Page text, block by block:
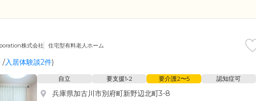
株式会社 住宅型有料老人ホーム
/入居体験談2件)
自立 要支援1•2 要介護2〜5 認知症可
兵庫県加古川市別府町新野辺北町3-8